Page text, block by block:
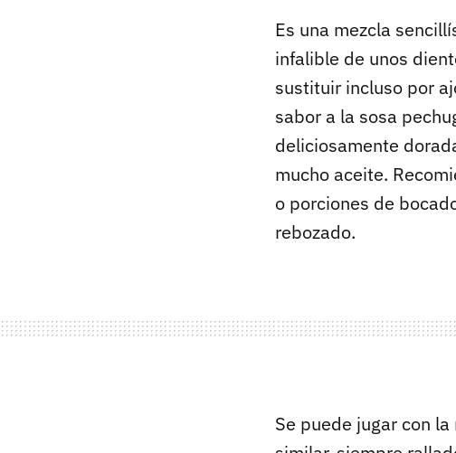
Es una mezcla
infalible de unos
sustituir incluso por
sabor a la sosa
deliciosamente
mucho aceite.
o porciones de
rebozado.
Se puede jugar con